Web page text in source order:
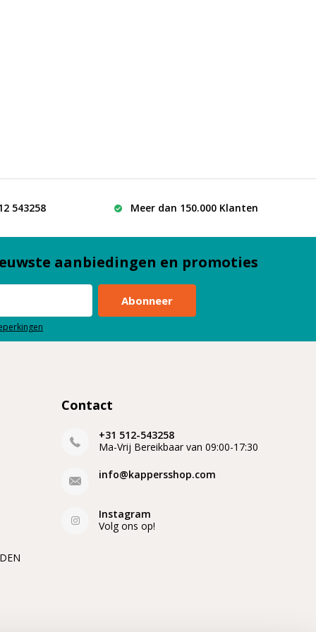
543258 Meer dan 150.000 Klanten
aanbiedingen en promoties
Abonneer
Contact
+31 512-543258
Ma-Vrij Bereikbaar van 09:00-17:30
info@kappersshop.com
Instagram
Volg ons op!